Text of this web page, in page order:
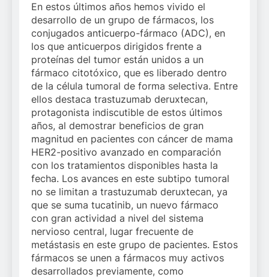
En estos últimos años hemos vivido el
desarrollo de un grupo de fármacos, los
conjugados anticuerpo-fármaco (ADC), en
los que anticuerpos dirigidos frente a
proteínas del tumor están unidos a un
fármaco citotóxico, que es liberado dentro
de la célula tumoral de forma selectiva. Entre
ellos destaca trastuzumab deruxtecan,
protagonista indiscutible de estos últimos
años, al demostrar beneficios de gran
magnitud en pacientes con cáncer de mama
HER2-positivo avanzado en comparación
con los tratamientos disponibles hasta la
fecha. Los avances en este subtipo tumoral
no se limitan a trastuzumab deruxtecan, ya
que se suma tucatinib, un nuevo fármaco
con gran actividad a nivel del sistema
nervioso central, lugar frecuente de
metástasis en este grupo de pacientes. Estos
fármacos se unen a fármacos muy activos
desarrollados previamente, como